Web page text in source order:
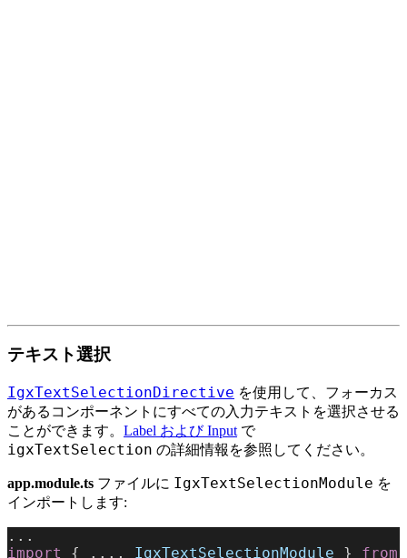
テキスト選択
IgxTextSelectionDirective を使用して、フォーカス
があるコンポーネントにすべての入力テキストを選択させる
ことができます。 Label および Input で
igxTextSelection の詳細情報を参照してください。
app.module.ts ファイルに IgxTextSelectionModule を
インポートします:
...
import
{ ..., IgxTextSelectionModule } from